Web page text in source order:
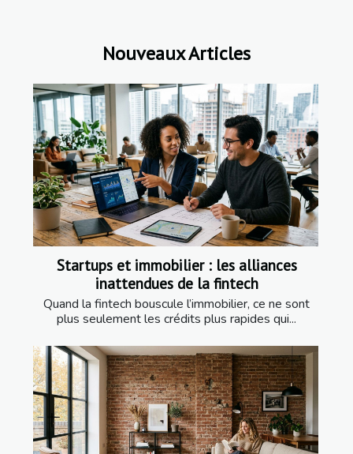
Nouveaux Articles
Startups et immobilier : les alliances
inattendues de la fintech
Quand la fintech bouscule l’immobilier, ce ne sont
plus seulement les crédits plus rapides qui...